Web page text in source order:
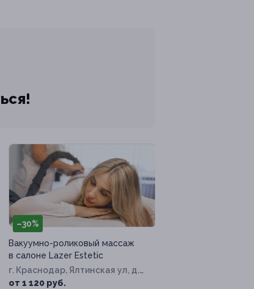
–30%
Вакуумно-роликовый массаж
в салоне Lazer Estetic
г. Краснодар, Ялтинская ул, д.
14
от 1 120 руб.